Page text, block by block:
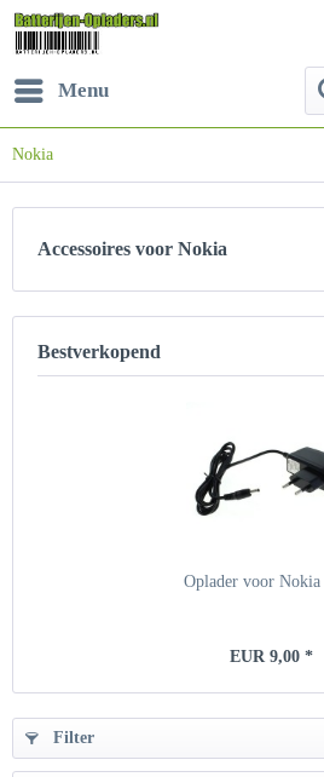
Menu
Nokia
Accessoires voor Nokia
Bestverkopend
Oplader voor Nokia
EUR 9,00 *
Filter